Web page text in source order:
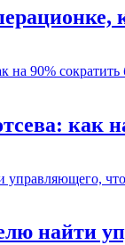
как
найти